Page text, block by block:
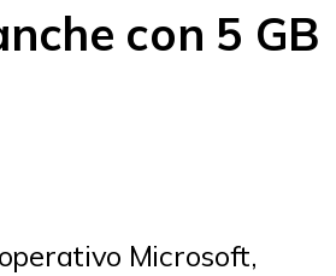
con 5 GB
Microsoft,